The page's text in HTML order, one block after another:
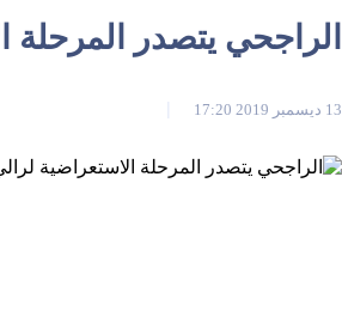
الراجحي يتصدر المرحلة
13 ديسمبر 2019 17:20